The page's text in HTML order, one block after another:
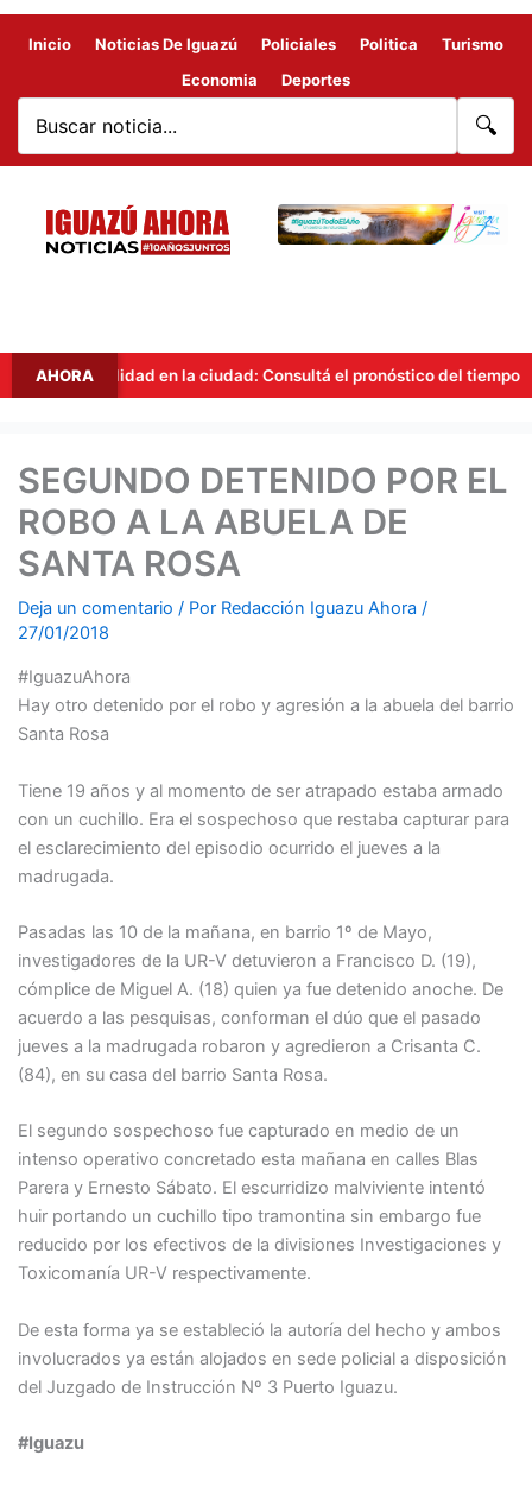
Inicio Noticias De Iguazú Policiales Politica
Turismo
Economia
Deportes
🔍
AHORAen la ciudad: Consultá el pronóstico del tiempo en
SEGUNDO DETENIDO POR EL
ROBO A LA ABUELA DE
SANTA ROSA
Deja un comentario / Por Redacción Iguazu Ahora /
27/01/2018
#IguazuAhora
Hay otro detenido por el robo y agresión a la abuela del barrio
Santa Rosa
Tiene 19 años y al momento de ser atrapado estaba armado
con un cuchillo. Era el sospechoso que restaba capturar para
el esclarecimiento del episodio ocurrido el jueves a la
madrugada.
Pasadas las 10 de la mañana, en barrio 1º de Mayo,
investigadores de la UR-V detuvieron a Francisco D. (19),
cómplice de Miguel A. (18) quien ya fue detenido anoche. De
acuerdo a las pesquisas, conforman el dúo que el pasado
jueves a la madrugada robaron y agredieron a Crisanta C.
(84), en su casa del barrio Santa Rosa.
El segundo sospechoso fue capturado en medio de un
intenso operativo concretado esta mañana en calles Blas
Parera y Ernesto Sábato. El escurridizo malviviente intentó
huir portando un cuchillo tipo tramontina sin embargo fue
reducido por los efectivos de la divisiones Investigaciones y
Toxicomanía UR-V respectivamente.
De esta forma ya se estableció la autoría del hecho y ambos
involucrados ya están alojados en sede policial a disposición
del Juzgado de Instrucción Nº 3 Puerto Iguazu.
#Iguazu